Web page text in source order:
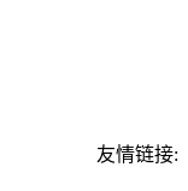
友情链接: